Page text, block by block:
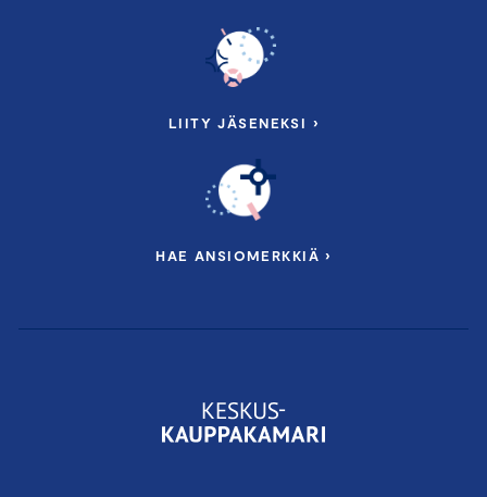
LIITY JÄSENEKSI ›
HAE ANSIOMERKKIÄ ›